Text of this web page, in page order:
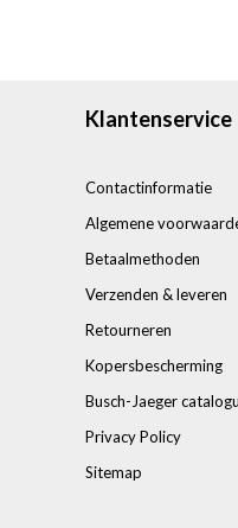
Klantenservice
Contactinformatie
Algemene
Betaalmethoden
Verzenden & leveren
Retourneren
Kopersbescherming
Busch-Jaeger
Privacy Policy
Sitemap